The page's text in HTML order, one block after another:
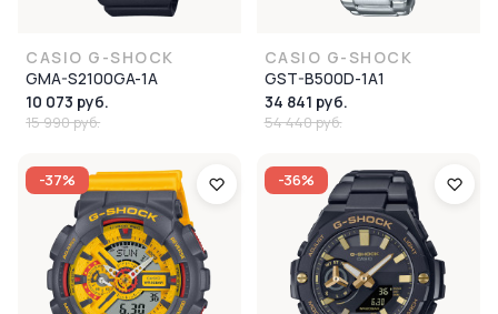
CASIO G-SHOCK
GMA-S2100GA-1A
10 073 руб.
15 990 руб.
CASIO G-SHOCK
GST-B500D-1A1
34 841 руб.
54 440 руб.
-37% -36%